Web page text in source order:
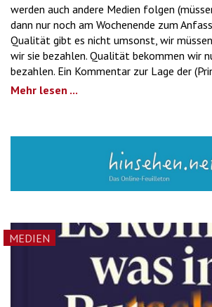
werden auch andere Medien folgen
dann nur noch am Wochenende zum
Qualität gibt es nicht umsonst, wir
wir sie bezahlen. Qualität bekommen wir
bezahlen. Ein Kommentar zur Lage der
Mehr lesen ...
MEDIEN